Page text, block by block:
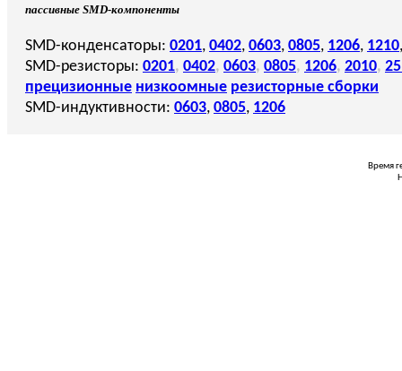
пассивные SMD-компоненты
SMD-конденсаторы: 0201, 0402, 0603, 0805, 1206, 1210,
SMD-резисторы: 0201, 0402, 0603, 0805, 1206, 2010,
прецизионные низкоомные резисторные сборки
SMD-индуктивности: 0603, 0805, 1206
Время